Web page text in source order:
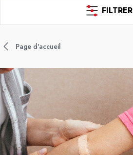
FILTRER
Page d'accueil